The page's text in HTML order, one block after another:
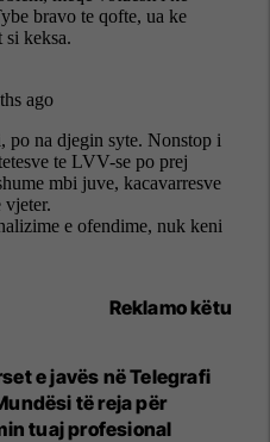
Reklamo këtu
e javës në Telegrafi
të reja për
tuaj profesional